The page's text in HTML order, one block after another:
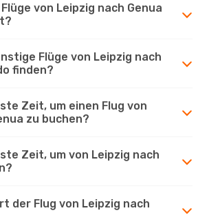
von Leipzig nach Genua
Flüge von Leipzig nach
finden?
Zeit, um einen Flug von
zu buchen?
Zeit, um von Leipzig nach
der Flug von Leipzig nach